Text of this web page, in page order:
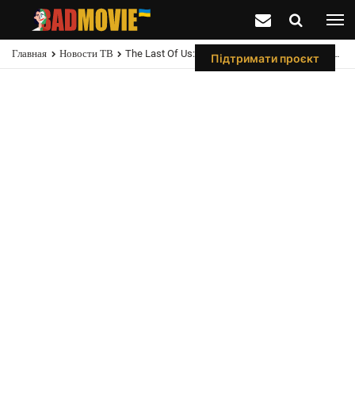
Підтримати проєкт
Главная Новости ТВ The Last Of Us: Персонаж Мелани Лински (Кэтлин) Из Игры?